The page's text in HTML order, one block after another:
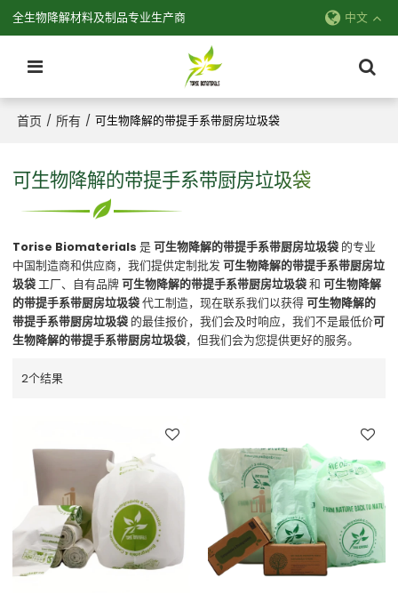
全生物降解材料及制品专业生产商 中文
首页 / 所有 / 可生物降解的带提手系带厨房垃圾袋
可生物降解的带提手系带厨房垃圾袋
Torise Biomaterials 是可生物降解的带提手系带厨房垃圾袋 的专业
中国制造商和供应商，我们提供定制批发可生物降解的带提手系带厨房垃
圾袋工厂、自有品牌可生物降解的带提手系带厨房垃圾袋和可生物降解
的带提手系带厨房垃圾袋代工制造，现在联系我们以获得可生物降解的
带提手系带厨房垃圾袋 的最佳报价，我们会及时响应，我们不是最低价可
生物降解的带提手系带厨房垃圾袋，但我们会为您提供更好的服务。
2个结果